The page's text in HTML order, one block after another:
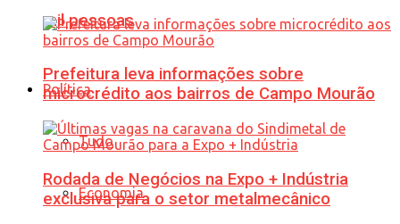
mil pessoas
Política
Tudo
Economia
Prefeitura leva informações sobre
microcrédito aos bairros de Campo Mourão
Rodada de Negócios na Expo + Indústria
exclusiva para o setor metalmecânico